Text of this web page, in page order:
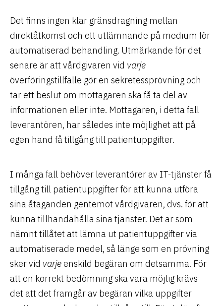
Det finns ingen klar gränsdragning mellan
direktåtkomst och ett utlämnande på medium för
automatiserad behandling. Utmärkande för det
senare är att vårdgivaren vid varje
överföringstillfälle gör en sekretessprövning och
tar ett beslut om mottagaren ska få ta del av
informationen eller inte. Mottagaren, i detta fall
leverantören, har således inte möjlighet att på
egen hand få tillgång till patientuppgifter.
I många fall behöver leverantörer av IT-tjänster få
tillgång till patientuppgifter för att kunna utföra
sina åtaganden gentemot vårdgivaren, dvs. för att
kunna tillhandahålla sina tjänster. Det är som
nämnt tillåtet att lämna ut patientuppgifter via
automatiserade medel, så länge som en prövning
sker vid varjeenskild begäran om detsamma. För
att en korrekt bedömning ska vara möjlig krävs
det att det framgår av begäran vilka uppgifter